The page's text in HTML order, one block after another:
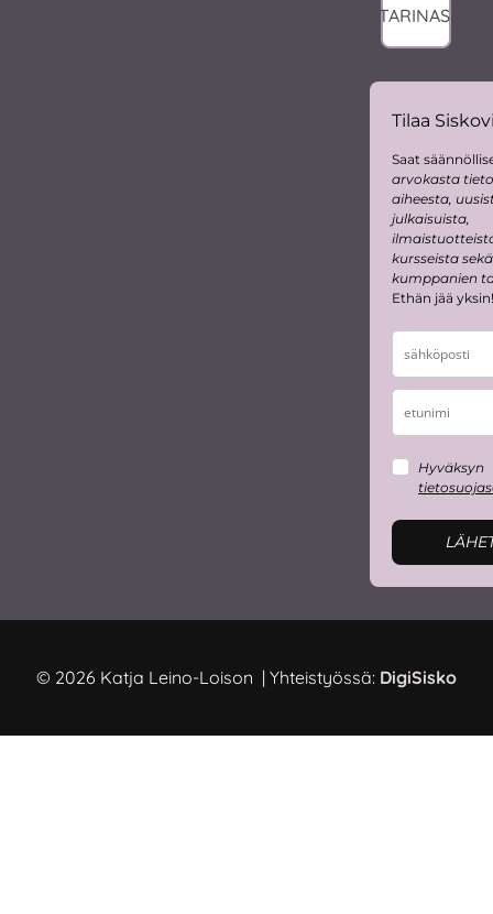
TARINASI
Tilaa
Saat
arvokasta
aiheesta,
julkaisuista,
kursseista sekä
kumppanien
Ethän jää yksin!
Hyväksyn
© 2026 Katja Leino-Loison | Yhteistyössä: DigiSisko